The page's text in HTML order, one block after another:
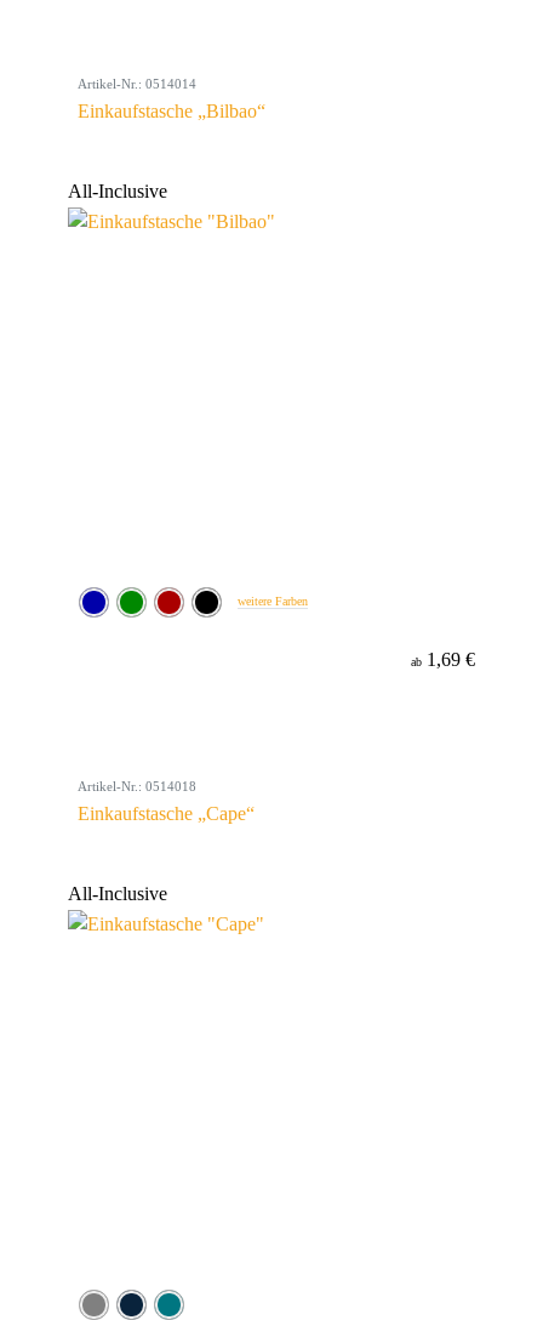
Artikel-Nr.: 0514014
Einkaufstasche „Bilbao“
All-Inclusive
weitere Farben
ab 1,69 €
Artikel-Nr.: 0514018
Einkaufstasche „Cape“
All-Inclusive